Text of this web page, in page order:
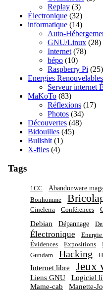
Replay (3)
Électronique (32)
informatique (14)
Auto-
GNU/Linux (28)
Internet (78)
bépo (10)
Raspberry Pi (25)
Energies Renouvelables
Serveur internet
MaKoTo (83)
Réflexions (17)
Photos (34)
Découvertes (48)
Bidouilles (45)
Bullshit (1)
X-files (4)
Tags
1CC Abandonware
Bonhomme
Cinelerra
Conférences
Debian Dépannage
Électronique
Évidences
Expositions
Gundam
Hacking
Internet libre Jeux
Liens GNU Logiciel
Mame-cab Manette-